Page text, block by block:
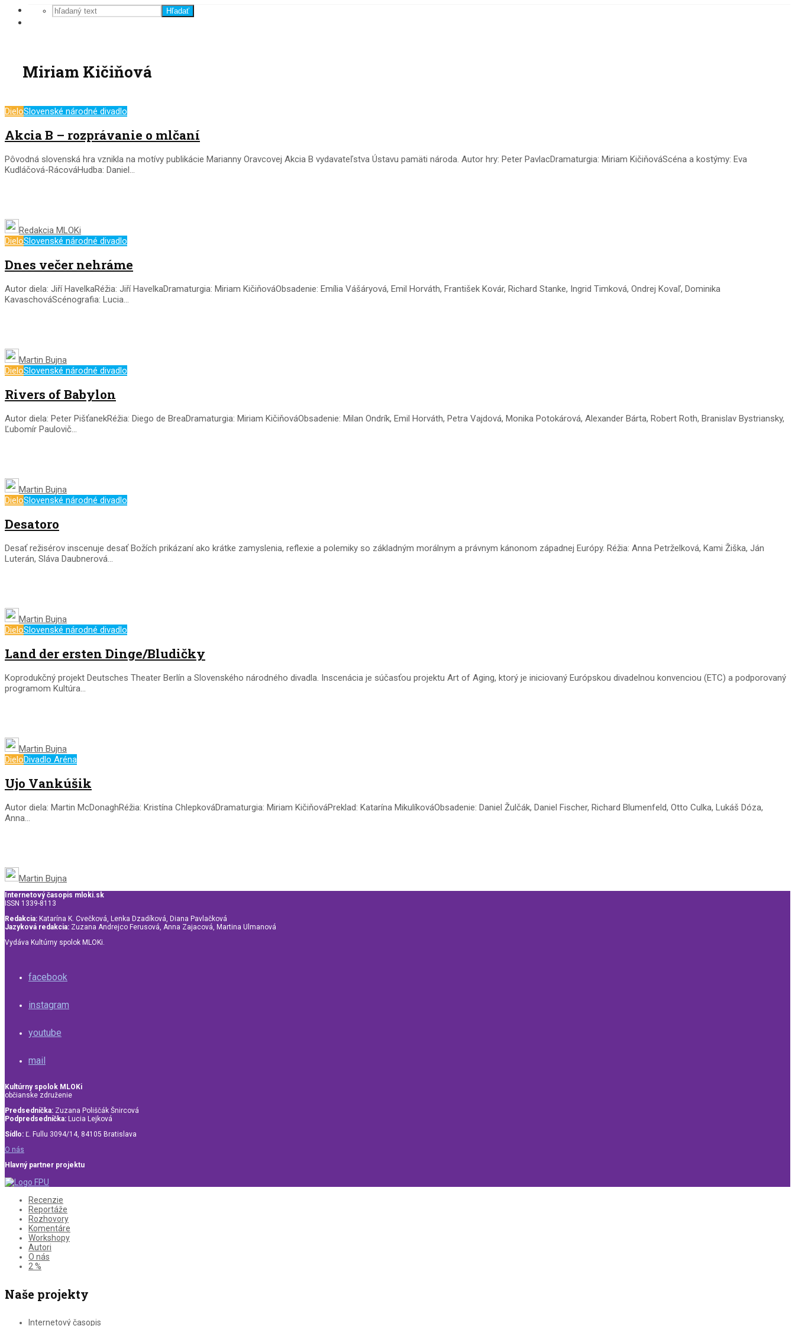
Hľadať
Miriam Kičiňová
DieloSlovenské národné divadlo
Akcia B – rozprávanie o mlčaní
Pôvodná slovenská hra vznikla na motívy publikácie Marianny Oravcovej Akcia B vydavateľstva Ústavu pamäti národa. Autor hry: Peter PavlacDramaturgia: Miriam KičiňováScéna a kostýmy: Eva
Kudláčová-RácováHudba: Daniel...
Redakcia MLOKi
DieloSlovenské národné divadlo
Dnes večer nehráme
Autor diela: Jiří HavelkaRéžia: Jiří HavelkaDramaturgia: Miriam KičiňováObsadenie: Emília Vášáryová, Emil Horváth, František Kovár, Richard Stanke, Ingrid Timková, Ondrej Kovaľ, Dominika
KavaschováScénografia: Lucia...
Martin Bujna
DieloSlovenské národné divadlo
Rivers of Babylon
Autor diela: Peter PišťanekRéžia: Diego de BreaDramaturgia: Miriam KičiňováObsadenie: Milan Ondrík, Emil Horváth, Petra Vajdová, Monika Potokárová, Alexander Bárta, Robert Roth, Branislav Bystriansky,
Ľubomír Paulovič...
Martin Bujna
DieloSlovenské národné divadlo
Desatoro
Desať režisérov inscenuje desať Božích prikázaní ako krátke zamyslenia, reflexie a polemiky so základným morálnym a právnym kánonom západnej Európy. Réžia: Anna Petrželková, Kami Žiška, Ján
Luterán, Sláva Daubnerová...
Martin Bujna
DieloSlovenské národné divadlo
Land der ersten Dinge/Bludičky
Koprodukčný projekt Deutsches Theater Berlín a Slovenského národného divadla. Inscenácia je súčasťou projektu Art of Aging, ktorý je iniciovaný Európskou divadelnou konvenciou (ETC) a podporovaný
programom Kultúra...
Martin Bujna
DieloDivadlo Aréna
Ujo Vankúšik
Autor diela: Martin McDonaghRéžia: Kristína ChlepkováDramaturgia: Miriam KičiňováPreklad: Katarína MikulíkováObsadenie: Daniel Žulčák, Daniel Fischer, Richard Blumenfeld, Otto Culka, Lukáš Dóza,
Anna...
Martin Bujna
Internetový časopis mloki.sk
ISSN 1339-8113
Redakcia: Katarína K. Cvečková, Lenka Dzadíková, Diana Pavlačková
Jazyková redakcia: Zuzana Andrejco Ferusová, Anna Zajacová, Martina Ulmanová
Vydáva Kultúrny spolok MLOKi.
facebook
instagram
youtube
mail
Kultúrny spolok MLOKi
občianske združenie
Predsedníčka: Zuzana Poliščák Šnircová
Podpredsedníčka: Lucia Lejková
Sídlo: Ľ. Fullu 3094/14, 84105 Bratislava
O nás
Hlavný partner projektu
Recenzie
Reportáže
Rozhovory
Komentáre
Workshopy
Autori
O nás
2 %
Naše projekty
Internetový časopis